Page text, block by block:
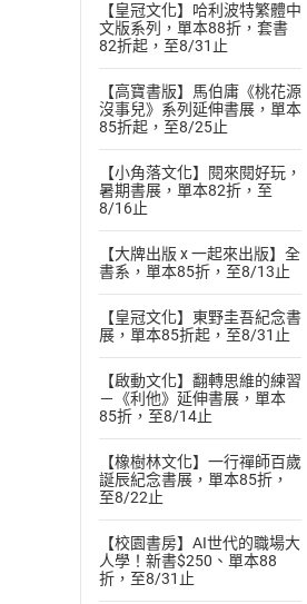
【皇冠文化】哈利波特繁體中
文版系列，單本88折，套書
82折起，至8/31止
【高寶書版】馬伯庸《桃花源
沒事兒》系列延伸書展，單本
85折起，至8/25止
【小角落文化】閱來閱好玩，
暑期書展，單本82折，至
8/16止
【大牌出版 x 一起來出版】全
書系，單本85折，至8/13止
【皇冠文化】東野圭吾紀念書
展，單本85折起，至8/31止
【啟動文化】翻轉思維的練習
－《利他》延伸書展，單本
85折，至8/14止
【橡樹林文化】一行禪師百歲
誕辰紀念書展，單本85折，
至8/22止
【校園書房】AI世代的職場大
人學！新書$250、單本88
折，至8/31止